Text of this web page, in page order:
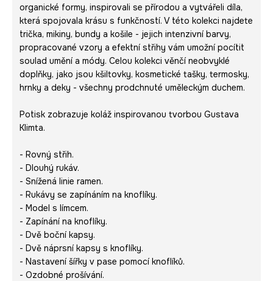
organické formy, inspirovali se přírodou a vytvářeli díla,
která spojovala krásu s funkčností. V této kolekci najdete
trička, mikiny, bundy a košile - jejich intenzivní barvy,
propracované vzory a efektní střihy vám umožní pocítit
soulad umění a módy. Celou kolekci věnčí neobvyklé
doplňky, jako jsou kšiltovky, kosmetické tašky, termosky,
hrnky a deky - všechny prodchnuté uměleckým duchem.
Potisk zobrazuje koláž inspirovanou tvorbou Gustava
Klimta.
- Rovný střih.
- Dlouhý rukáv.
- Snížená linie ramen.
- Rukávy se zapínáním na knoflíky.
- Model s límcem.
- Zapínání na knoflíky.
- Dvě boční kapsy.
- Dvě náprsní kapsy s knoflíky.
- Nastavení šířky v pase pomocí knoflíků.
- Ozdobné prošívání.